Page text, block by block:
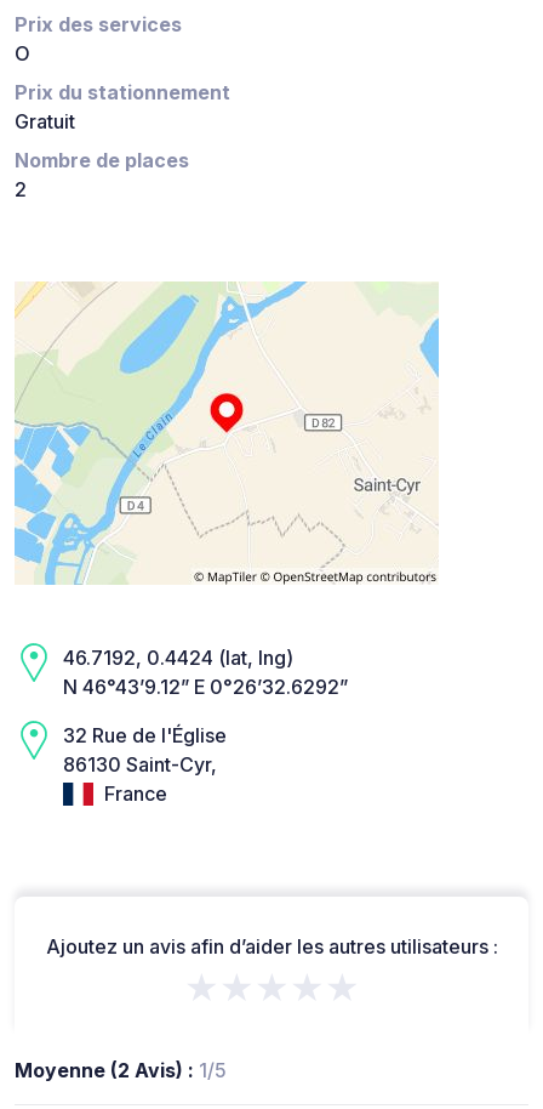
Prix des services
O
Prix du stationnement
Gratuit
Nombre de places
2
46.7192, 0.4424 (lat, lng)
N 46°43’9.12” E 0°26’32.6292”
32 Rue de l'Église
86130 Saint-Cyr,
France
Ajoutez un avis afin d’aider les autres utilisateurs :
★★★★★
Moyenne (2 Avis) : 1/5